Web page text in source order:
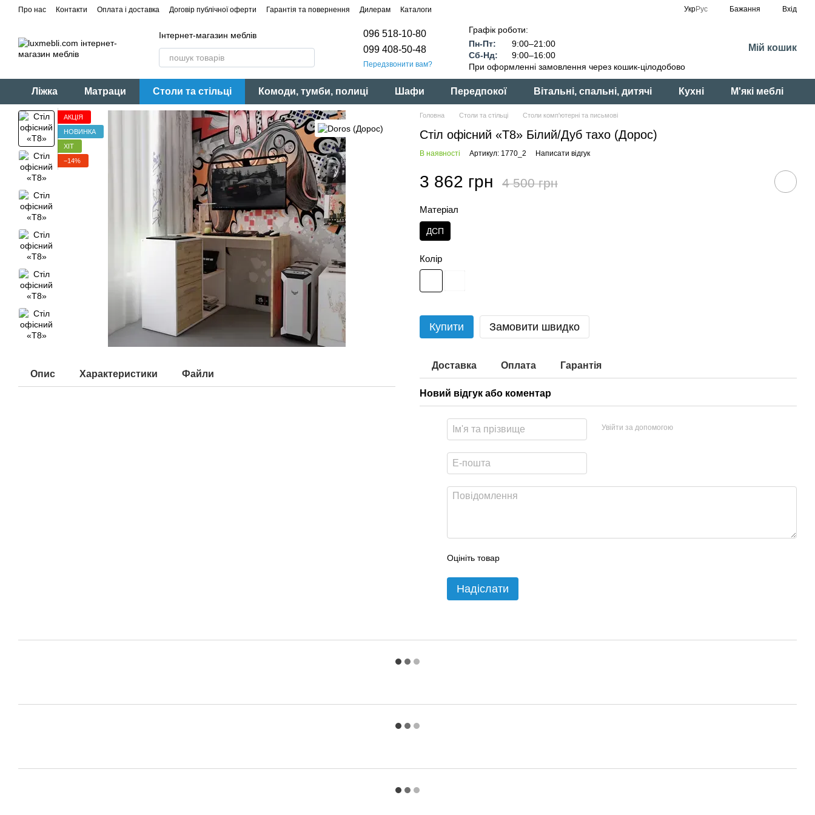
Перейти до основного контенту
Про нас Контакти Оплата і доставка Договір публічної оферти Гарантія та повернення Дилерам Каталоги УкрРус Бажання Вхід
Інтернет-магазин меблів
096 518-10-80
099 408-50-48
Передзвонити вам?
Графік роботи:
Пн-Пт:
9:00–21:00
Сб-Нд:
9:00–16:00
При оформленні замовлення через кошик-цілодобово
Мій кошик
Ліжка Матраци Столи та стільці Комоди, тумби, полиці Шафи Передпокої Вітальні, спальні, дитячі Кухні М'які меблі
АКЦІЯ
НОВИНКА
ХІТ
−14%
Опис Характеристики Файли
Головна Столи та стільці Столи комп'ютерні та письмові
Стіл офісний «Т8» Білий/Дуб тахо (Дорос)
В наявності Артикул: 1770_2 Написати відгук
3 862 грн 4 500 грн
Матеріал
ДСП
Колір
Купити Замовити швидко
Доставка Оплата Гарантія
Новий відгук або коментар
Увійти за допомогою
Оцініть товар
Надіслати